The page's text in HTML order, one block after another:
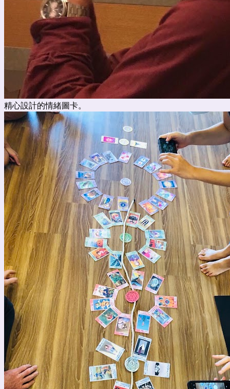
精心設計的情緒圖卡。